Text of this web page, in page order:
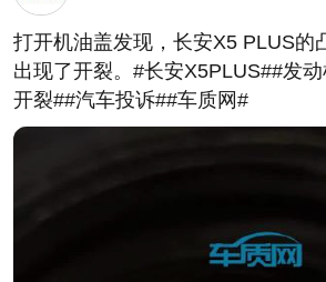
打开机油盖发现，长安X5 PLUS的
出现了开裂。#长安X5PLUS##发
开裂##汽车投诉##车质网#